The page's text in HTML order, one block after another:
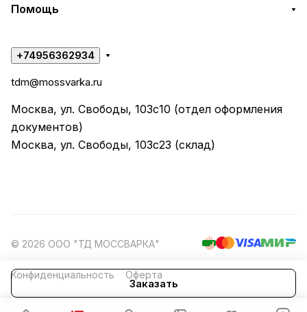
Заказать
Помощь
+74956362934
tdm@mossvarka.ru
Москва, ул. Свободы, 103с10 (отдел оформления
документов)
Москва, ул. Свободы, 103с23 (склад)
© 2026 ООО "ТД МОССВАРКА"
Конфиденциальность Оферта